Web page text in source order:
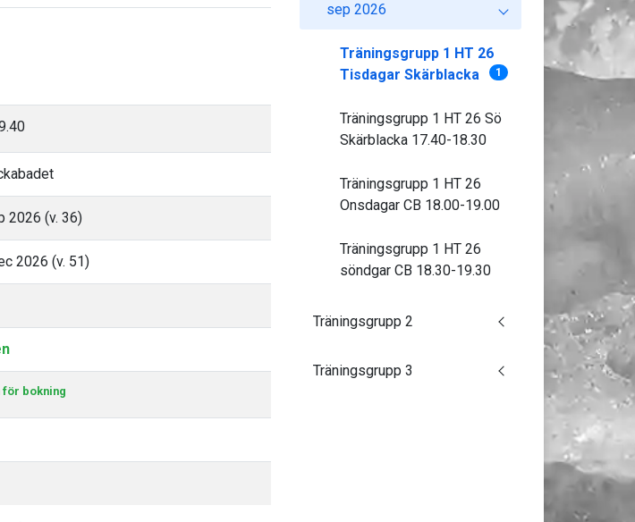
2026 (v. 36)
2026 (v. 51)
för bokning
sep 2026
Träningsgrupp 1 HT 26
Tisdagar Skärblacka
1
Träningsgrupp 1 HT 26 Sö
Skärblacka 17.40-18.30
Träningsgrupp 1 HT 26
Onsdagar CB 18.00-19.00
Träningsgrupp 1 HT 26
söndgar CB 18.30-19.30
Träningsgrupp 2
Träningsgrupp 3